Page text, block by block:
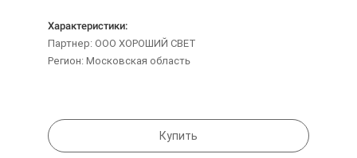
Характеристики:
Партнер: ООО ХОРОШИЙ СВЕТ
Регион: Московская область
Купить